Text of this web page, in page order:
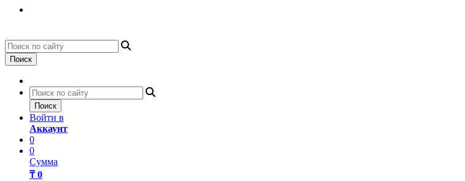
Поиск
Поиск
Войти в
Аккаунт
0
0
Сумма
₸ 0